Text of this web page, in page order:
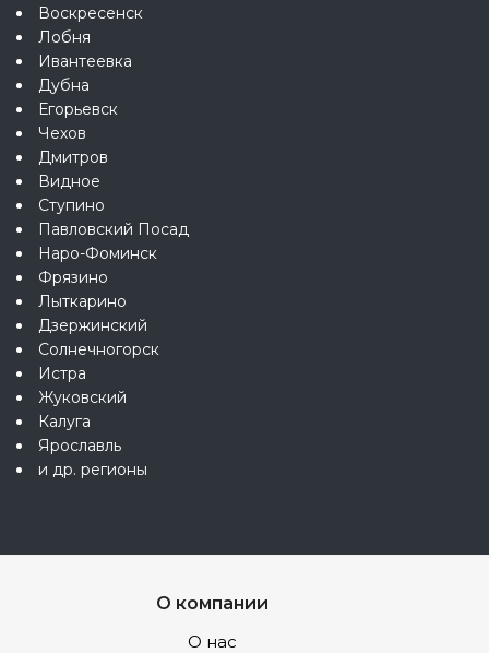
Воскресенск
Лобня
Ивантеевка
Дубна
Егорьевск
Чехов
Дмитров
Видное
Ступино
Павловский Посад
Наро-Фоминск
Фрязино
Лыткарино
Дзержинский
Солнечногорск
Истра
Жуковский
Калуга
Ярославль
и др. регионы
О компании
О нас